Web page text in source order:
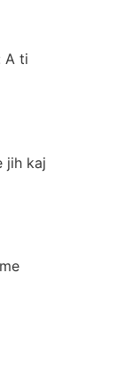
A ti
jih kaj